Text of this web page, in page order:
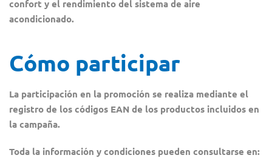
confort y el rendimiento del sistema de aire
acondicionado.
Cómo participar
La participación en la promoción se realiza mediante el
registro de los códigos EAN de los productos incluidos en
la campaña.
Toda la información y condiciones pueden consultarse en: